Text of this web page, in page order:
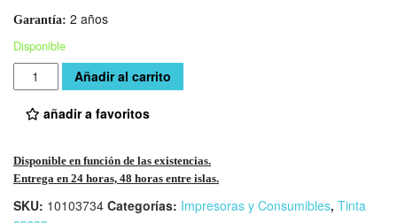
Garantía: 2 años
Disponible
Cantidad Añadir al carrito
añadir a favoritos
Disponible en función de las existencias.
Entrega en 24 horas, 48 horas entre islas.
SKU: 10103734 Categorías: Impresoras y Consumibles, Tinta